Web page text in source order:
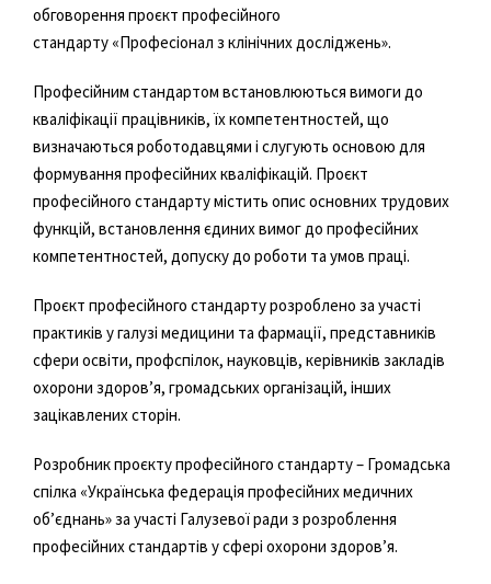
обговорення проєкт професійного
стандарту «Професіонал з клінічних досліджень».
Професійним стандартом встановлюються вимоги до
кваліфікації працівників, їх компетентностей, що
визначаються роботодавцями і слугують основою для
формування професійних кваліфікацій. Проєкт
професійного стандарту містить опис основних трудових
функцій, встановлення єдиних вимог до професійних
компетентностей, допуску до роботи та умов праці.
Проєкт професійного стандарту розроблено за участі
практиків у галузі медицини та фармації, представників
сфери освіти, профспілок, науковців, керівників закладів
охорони здоров’я, громадських організацій, інших
зацікавлених сторін.
Розробник проєкту професійного стандарту – Громадська
спілка «Українська федерація професійних медичних
об’єднань» за участі Галузевої ради з розроблення
професійних стандартів у сфері охорони здоров’я.